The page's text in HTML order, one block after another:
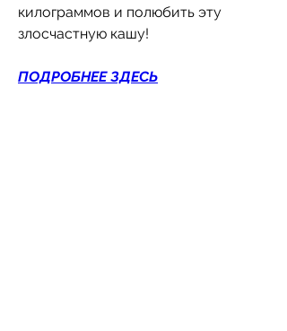
килограммов и полюбить эту
злосчастную кашу!
ПОДРОБНЕЕ ЗДЕСЬ